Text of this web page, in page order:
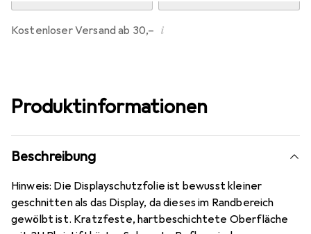
Kostenloser Versand ab 30,– i
Produktinformationen
Beschreibung
Hinweis: Die Displayschutzfolie ist bewusst kleiner
geschnitten als das Display, da dieses im Randbereich
gewölbt ist. Kratzfeste, hartbeschichtete Oberfläche